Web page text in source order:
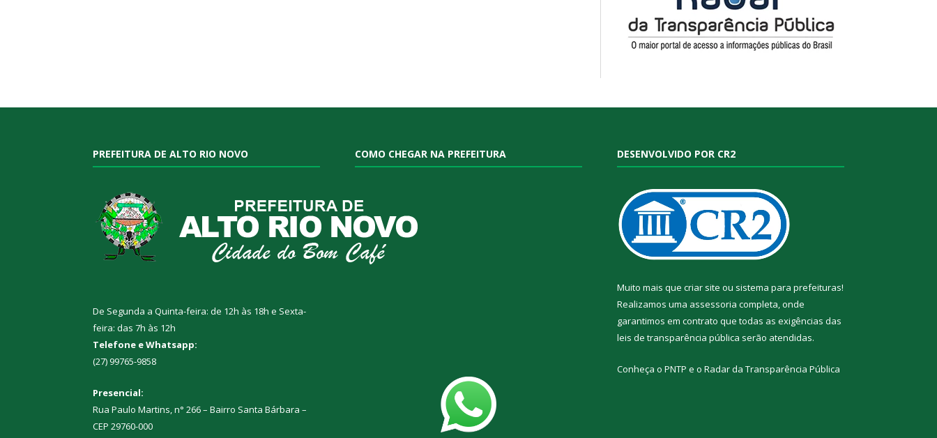
PREFEITURA DE ALTO RIO NOVO
De Segunda a Quinta-feira: de 12h às 18h e Sexta-
feira: das 7h às 12h
Telefone e Whatsapp:
(27) 99765-9858
Presencial:
Rua Paulo Martins, n° 266 – Bairro Santa Bárbara –
CEP 29760-000
COMO CHEGAR NA PREFEITURA DESENVOLVIDO POR CR2
Muito mais que criar site ou sistema para prefeituras!
Realizamos uma assessoria completa, onde
garantimos em contrato que todas as exigências das
leis de transparência pública serão atendidas.
Conheça o PNTP e o Radar da Transparência Pública